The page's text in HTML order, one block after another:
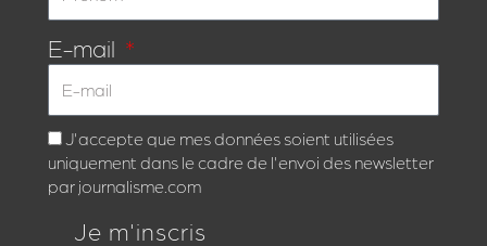
E-mail
J'accepte que mes données soient utilisées
uniquement dans le cadre de l'envoi des newsletter
par journalisme.com
Je m'inscris